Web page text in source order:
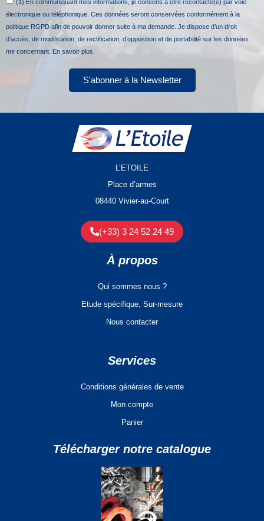
(1) En communiquant mes informations, je consens à être recontacté(e) par voie
électronique ou téléphonique. Ces données seront conservées conformément à la
politique RGPD afin de pouvoir donner suite à ma demande. Je dispose d’un droit
d’accès, de modification, de rectification, d’opposition et de portabilité sur les données
me concernant. En savoir plus.
S'abonner à la Newsletter
L’ETOILE
Place d’armes
08440 Vivier-au-Court
(+33) 3 24 52 24 49
À propos
Qui sommes nous ?
Etude spécifique, Sur-mesure
Nous contacter
Services
Conditions générales de vente
Mon compte
Panier
Télécharger notre catalogue